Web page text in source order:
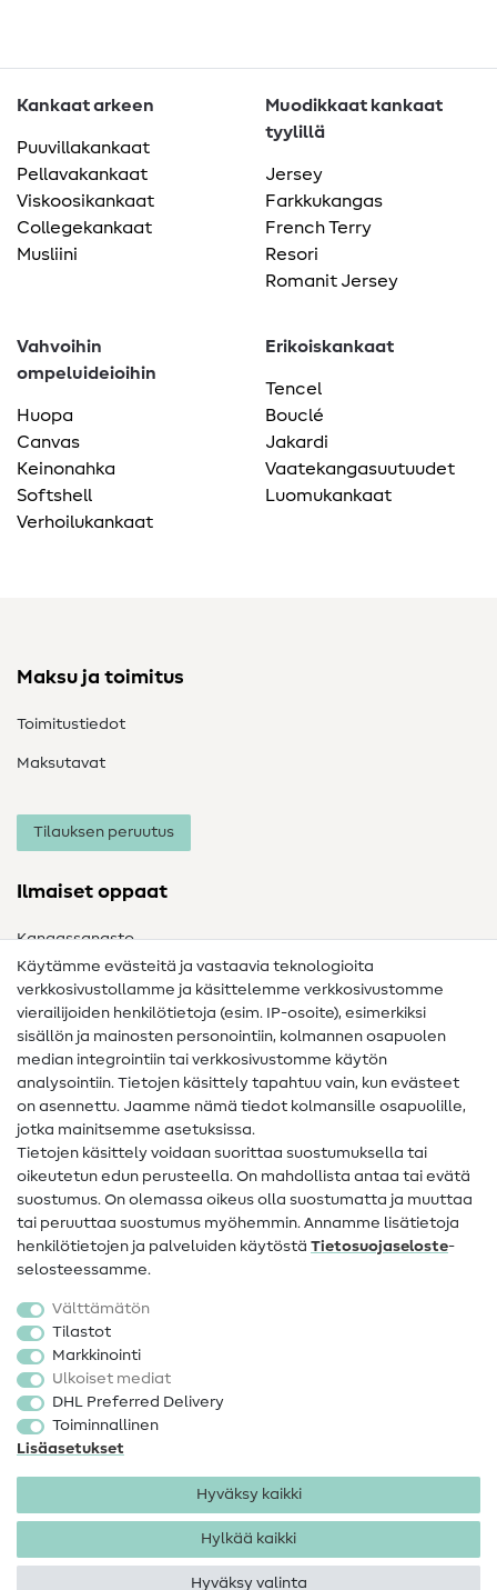
Kankaat arkeen
Puuvillakankaat
Pellavakankaat
Viskoosikankaat
Collegekankaat
Musliini
Muodikkaat kankaat
tyylillä
Jersey
Farkkukangas
French Terry
Resori
Romanit Jersey
Vahvoihin
ompeluideioihin
Huopa
Canvas
Keinonahka
Softshell
Verhoilukankaat
Erikoiskankaat
Tencel
Bouclé
Jakardi
Vaatekangasuutuudet
Luomukankaat
Maksu ja toimitus
Toimitustiedot
Maksutavat
Tilauksen peruutus
Ilmaiset oppaat
Kangassanasto
Ompelusanasto
Ompeluohjeet
Apua ja yhteystiedot
Yhteystiedot
Tietoa omistajanvaihdoksesta
FAQ
Peruutusoikeus
Suosittu
Kankaat
Ompelutarvikkeet
Ale
Käytämme evästeitä ja vastaavia teknologioita
verkkosivustollamme ja käsittelemme verkkosivustomme
vierailijoiden henkilötietoja (esim. IP-osoite), esimerkiksi
sisällön ja mainosten personointiin, kolmannen osapuolen
median integrointiin tai verkkosivustomme käytön
analysointiin. Tietojen käsittely tapahtuu vain, kun evästeet
on asennettu. Jaamme nämä tiedot kolmansille osapuolille,
jotka mainitsemme asetuksissa.
Tietojen käsittely voidaan suorittaa suostumuksella tai
oikeutetun edun perusteella. On mahdollista antaa tai evätä
suostumus. On olemassa oikeus olla suostumatta ja muuttaa
tai peruuttaa suostumus myöhemmin. Annamme lisätietoja
henkilötietojen ja palveluiden käytöstä Tietosuojaseloste-
selosteessamme.
Välttämätön
Tilastot
Markkinointi
Ulkoiset mediat
DHL Preferred Delivery
Toiminnallinen
Lisäasetukset
Hyväksy kaikki
Hylkää kaikki
Hyväksy valinta
Tietosuoja
Käyttöehdot
Peruutusoikeus